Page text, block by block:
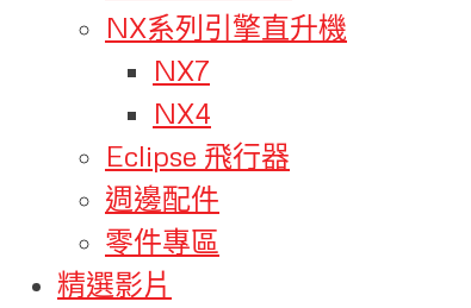
NX系列引擎直升機
NX7
NX4
Eclipse 飛行器
週邊配件
零件專區
精選影片